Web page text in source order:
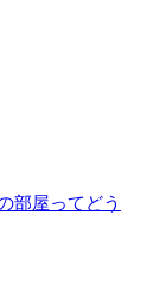
部屋ってどう